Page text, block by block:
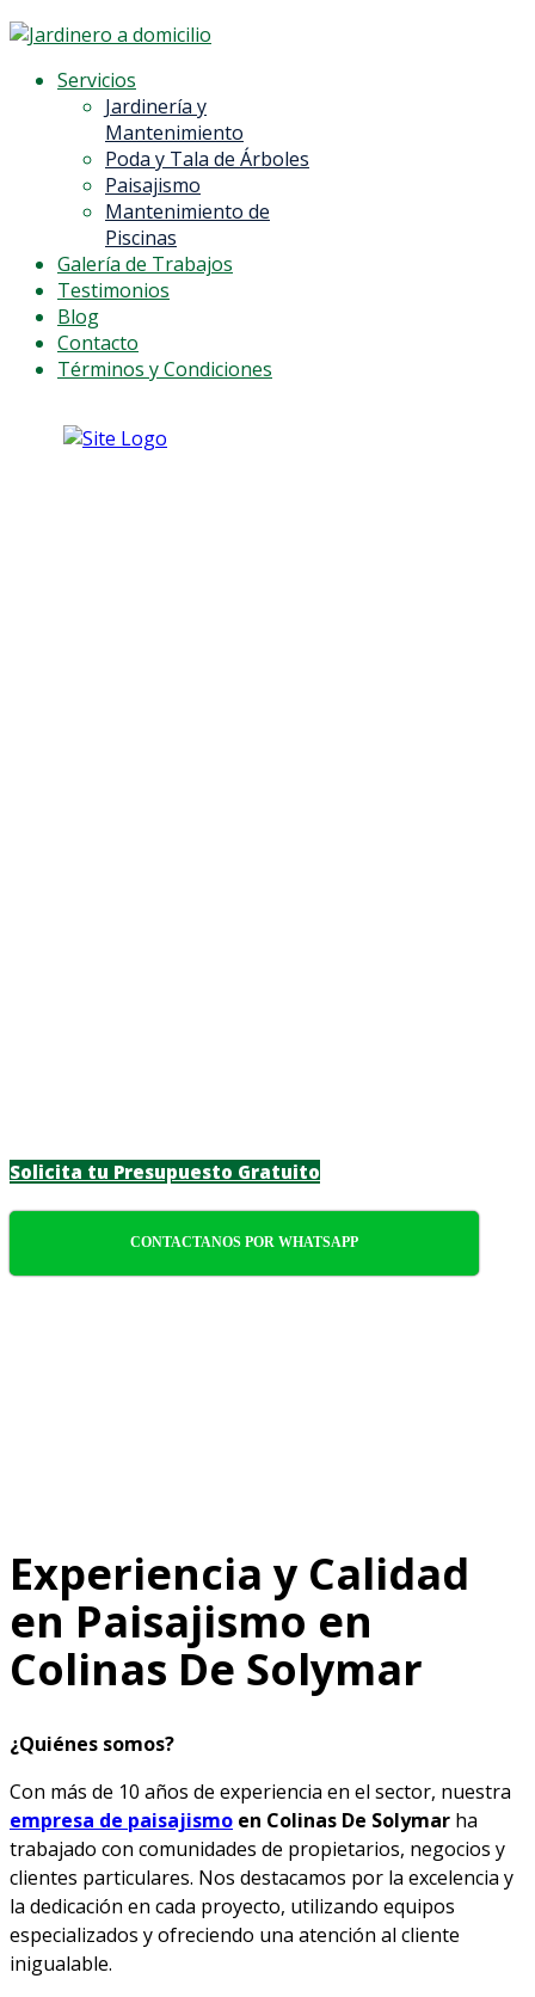
Servicios
Jardinería y
Mantenimiento
Poda y Tala de Árboles
Paisajismo
Mantenimiento de
Piscinas
Galería de Trabajos
Testimonios
Blog
Contacto
Términos y Condiciones
Solicita tu Presupuesto Gratuito
CONTACTANOS POR WHATSAPP
Experiencia y Calidad
en Paisajismo en
Colinas De Solymar
¿Quiénes somos?
Con más de 10 años de experiencia en el sector, nuestra
empresa de paisajismo en Colinas De Solymar ha
trabajado con comunidades de propietarios, negocios y
clientes particulares. Nos destacamos por la excelencia y
la dedicación en cada proyecto, utilizando equipos
especializados y ofreciendo una atención al cliente
inigualable.